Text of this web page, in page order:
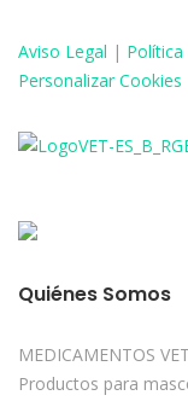
Aviso Legal | Política
Personalizar Cookies
Quiénes Somos
MEDICAMENTOS
Productos para